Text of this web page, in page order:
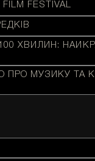
FILM FESTIVAL
ХВИЛИН:
ПРО МУЗИКУ ТА